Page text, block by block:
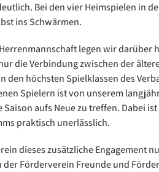
Bei den vier Heimspielen in
ins Schwärmen.
legen wir darüber
die Verbindung zwischen der
den höchsten Spielklassen des
Spielern ist von unserem
Saison aufs Neue zu treffen. Dabei
praktisch unerlässlich.
dieses zusätzliche Engagement
Förderverein Freunde und